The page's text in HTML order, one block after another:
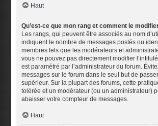
Haut
Qu’est-ce que mon rang et comment le
Les rangs, qui peuvent être associés au nom
indiquent le nombre de messages postés ou
membres tels que les modérateurs et
vous ne pouvez pas directement modifier l’intitulé
est paramétré par l’administrateur du forum.
messages sur le forum dans le seul but de
supérieur. Sur la plupart des forums, cette
tolérée et un modérateur (ou un administrateur)
abaisser votre compteur de messages.
Haut